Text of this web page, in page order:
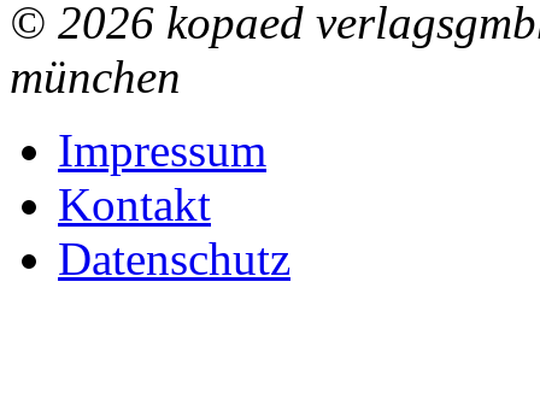
© 2026 kopaed
münchen
Impressum
Kontakt
Datenschutz